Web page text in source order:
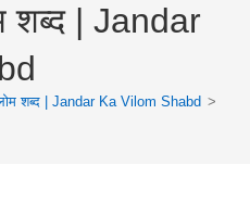
शब्द | Jandar
शब्द | Jandar Ka Vilom Shabd >